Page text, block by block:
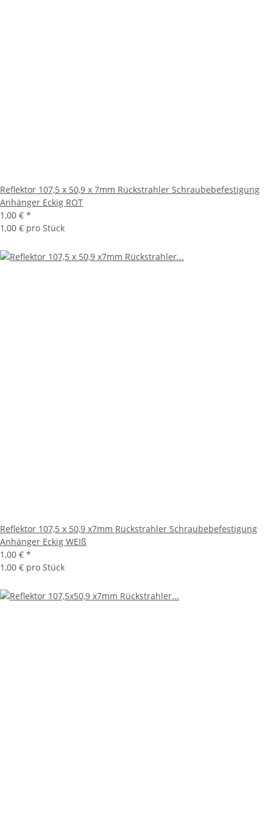
Reflektor 107,5 x 50,9 x 7mm Rückstrahler Schraubebefestigung
Anhänger Eckig ROT
1,00 € *
1,00 € pro Stück
Reflektor 107,5 x 50,9 x7mm Rückstrahler Schraubebefestigung
Anhänger Eckig WEIß
1,00 € *
1,00 € pro Stück